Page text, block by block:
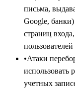
письма,
Google,
страниц
•Атаки
использовать
учетных